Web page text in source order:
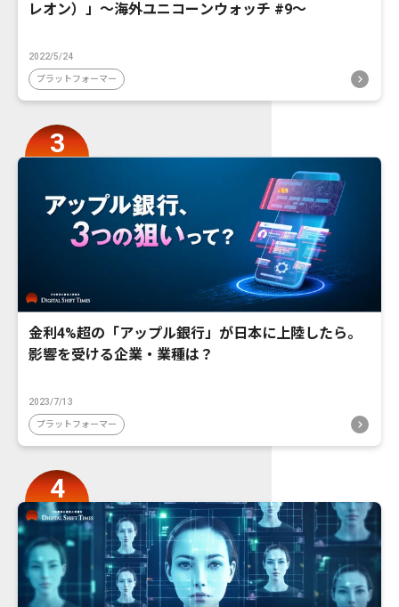
レオン）」〜海外ユニコーンウォッチ #9〜
2022/5/24
プラットフォーマー
金利4%超の「アップル銀行」が日本に上陸したら。
影響を受ける企業・業種は？
2023/7/13
プラットフォーマー